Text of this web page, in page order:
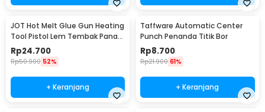
JOT Hot Melt Glue Gun Heating
Tool Pistol Lem Tembak Panas
20W - QT-302
Rp24.700
Rp50.900 52%
+ Keranjang
Taffware Automatic Center
Punch Penanda Titik Bor
Rp8.700
Rp21.900 61%
+ Keranjang